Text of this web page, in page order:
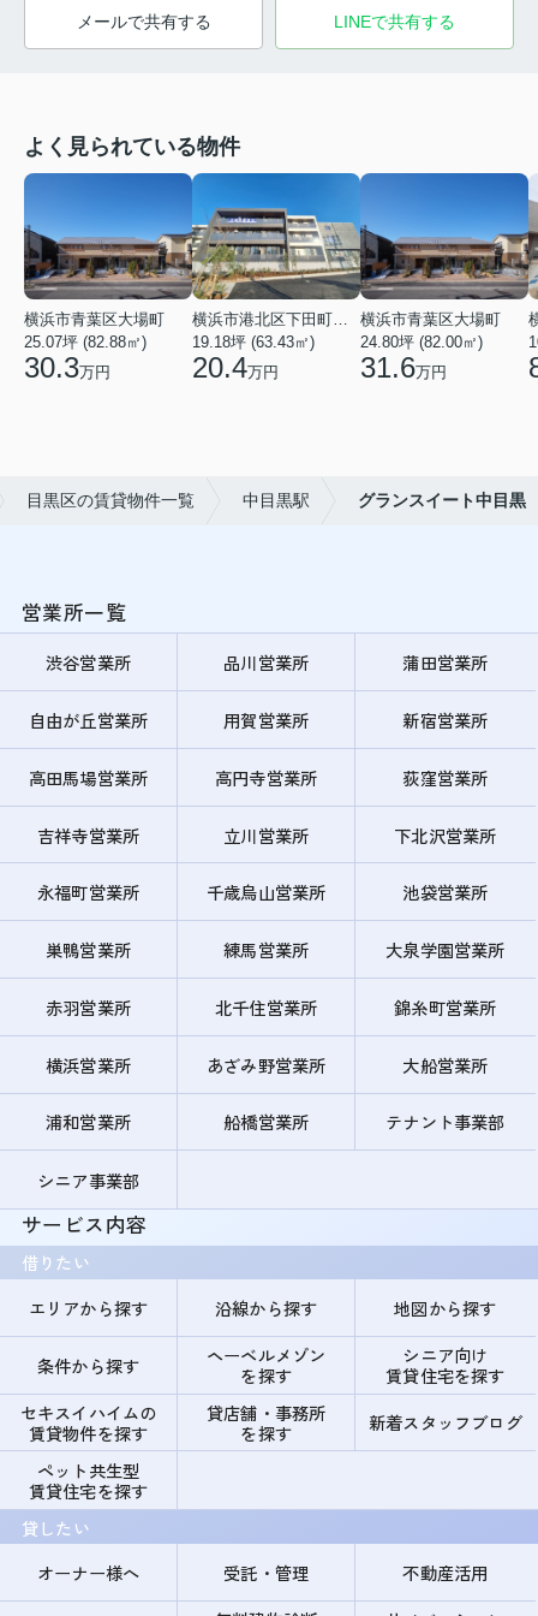
メールで共有する LINEで共有する
よく見られている物件
横浜市青葉区大場町
25.07坪 (82.88㎡)
30.3万円
19.18坪 (63.43㎡)
20.4万円
横浜市青葉区大場町
24.80坪 (82.00㎡)
31.6万円
目黒区の賃貸物件一覧 中目黒駅 グランスイート中目黒
営業所一覧
渋谷営業所 品川営業所 蒲田営業所
自由が丘営業所 用賀営業所 新宿営業所
高田馬場営業所 高円寺営業所 荻窪営業所
吉祥寺営業所 立川営業所 下北沢営業所
永福町営業所 千歳烏山営業所 池袋営業所
巣鴨営業所 練馬営業所 大泉学園営業所
赤羽営業所 北千住営業所 錦糸町営業所
横浜営業所 あざみ野営業所 大船営業所
浦和営業所 船橋営業所 テナント事業部
シニア事業部
サービス内容
借りたい
エリアから探す
沿線から探す 地図から探す
条件から探す
ヘーベルメゾン
を探す
シニア向け
賃貸住宅を探す
セキスイハイムの
賃貸物件を探す
貸店舗・事務所
を探す
新着スタッフブログ
ペット共生型
賃貸住宅を探す
貸したい
オーナー様へ
受託・管理
不動産活用